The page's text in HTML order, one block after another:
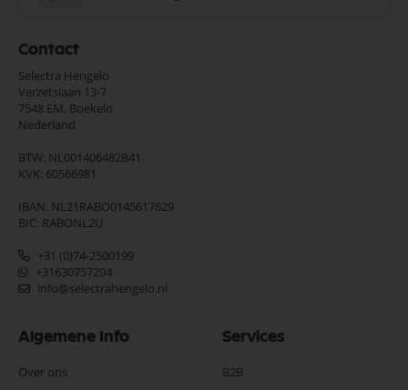
Contact
Selectra Hengelo
Verzetslaan 13-7
7548 EM, Boekelo
Nederland
BTW: NL001406482B41
KVK: 60566981
IBAN: NL21RABO0145617629
BIC: RABONL2U
+31 (0)74-2500199
+31630757204
info@selectrahengelo.nl
Algemene Info
Over ons
Services
B2B